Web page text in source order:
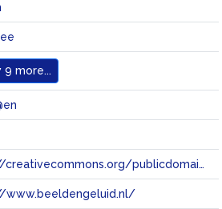
9 more...
https://creativecommons.org/publicdomain/zero/1.0/
www.beeldengeluid.nl/